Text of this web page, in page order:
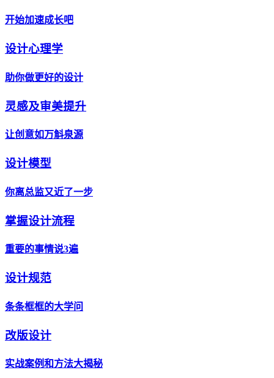
开始加速成长吧
设计心理学
助你做更好的设计
灵感及审美提升
让创意如万斛泉源
设计模型
你离总监又近了一步
掌握设计流程
重要的事情说3遍
设计规范
条条框框的大学问
改版设计
实战案例和方法大揭秘